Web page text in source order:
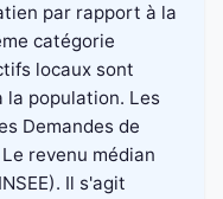
par rapport à la
catégorie
locaux sont
population. Les
Demandes de
revenu médian
Il s'agit